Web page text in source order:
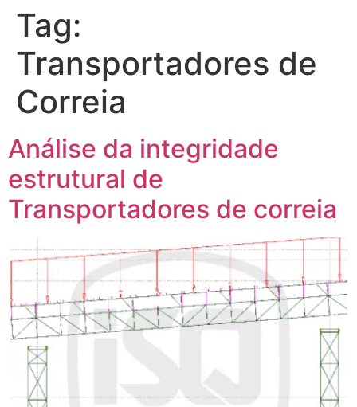
Tag:
Transportadores de
Correia
Análise da integridade
estrutural de
Transportadores de correia